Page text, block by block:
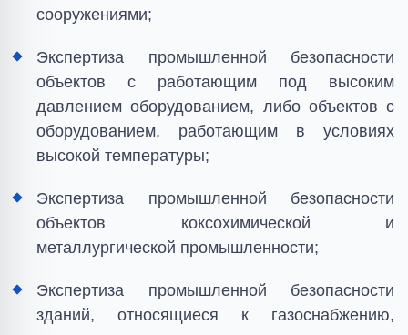
сооружениями;
Экспертиза промышленной безопасности
объектов с работающим под высоким
давлением оборудованием, либо объектов с
оборудованием, работающим в условиях
высокой температуры;
Экспертиза промышленной безопасности
объектов коксохимической и
металлургической промышленности;
Экспертиза промышленной безопасности
зданий, относящиеся к газоснабжению,